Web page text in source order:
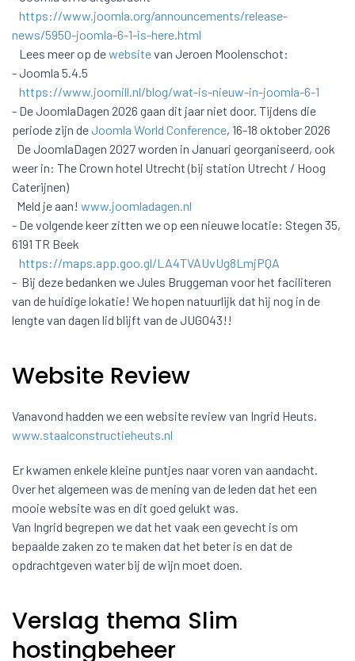
https://www.joomla.org/announcements/release-
news/5950-joomla-6-1-is-here.html
Lees meer op dewebsitevan Jeroen Moolenschot:
- Joomla 5.4.5
https://www.joomill.nl/blog/wat-is-nieuw-in-joomla-6-1
- De JoomlaDagen 2026 gaan dit jaar niet door. Tijdens die
periode zijn deJoomla World Conference, 16-18 oktober 2026
De JoomlaDagen 2027 worden in Januari georganiseerd, ook
weer in: The Crown hotel Utrecht (bij station Utrecht / Hoog
Caterijnen)
Meld je aan! www.joomladagen.nl
- De volgende keer zitten we op een nieuwe locatie: Stegen 35,
6191 TR Beek
https://maps.app.goo.gl/LA4TVAUvUg8LmjPQA
- Bij deze bedanken we Jules Bruggeman voor het faciliteren
van de huidige lokatie! We hopen natuurlijk dat hij nog in de
lengte van dagen lid blijft van de JUG043!!
Website Review
Vanavond hadden we een website review van Ingrid Heuts.
www.staalconstructieheuts.nl
Er kwamen enkele kleine puntjes naar voren van aandacht.
Over het algemeen was de mening van de leden dat het een
mooie website was en dit goed gelukt was.
Van Ingrid begrepen we dat het vaak een gevecht is om
bepaalde zaken zo te maken dat het beter is en dat de
opdrachtgeven water bij de wijn moet doen.
Verslag thema Slim
hostingbeheer